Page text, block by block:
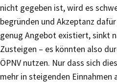
nicht gegeben ist, wird es
begründen und Akzeptanz
genug Angebot existiert, sinkt
Zusteigen – es könnten also
ÖPNV nutzen. Nur dass sich
mehr in steigenden Einnahmen